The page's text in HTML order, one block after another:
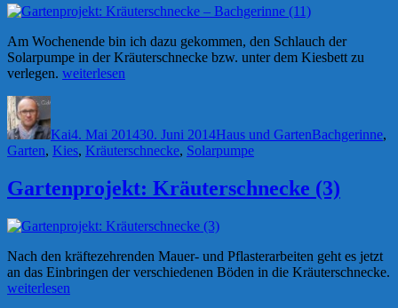
Am Wochenende bin ich dazu gekommen, den Schlauch der
Solarpumpe in der Kräuterschnecke bzw. unter dem Kiesbett zu
verlegen. „Gartenprojekt:
(11)“
weiterlesen
Autor
Kai4. Mai 201430. Juni 2014Haus und GartenBachgerinne,
Garten, Kies, Kräuterschnecke, Solarpumpe
Gartenprojekt: Kräuterschnecke (3)
Nach den kräftezehrenden Mauer- und Pflasterarbeiten geht es jetzt
an das Einbringen der verschiedenen Böden in die Kräuterschnecke.
„Gartenprojekt:
weiterlesen